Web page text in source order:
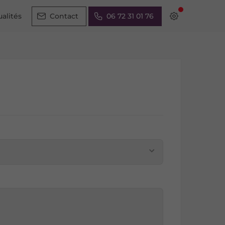
Contact 06 72 31 01 76